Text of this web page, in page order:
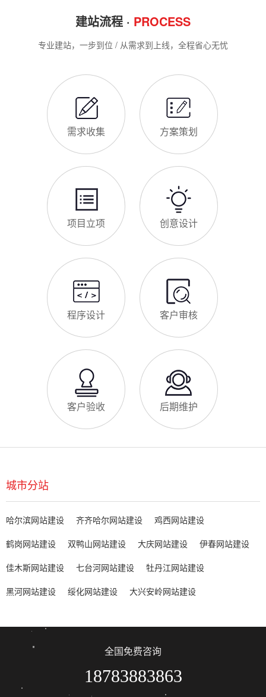
建站流程 · PROCESS
专业建站，一步到位 / 从需求到上线，全程省心无忧
需求收集 方案策划
项目立项 创意设计
程序设计 客户审核
客户验收 后期维护
城市分站
哈尔滨网站建设 齐齐哈尔网站建设
鸡西网站建设
鹤岗网站建设
双鸭山网站建设 大庆网站建设
伊春网站建设
佳木斯网站建设
七台河网站建设
牡丹江网站建设
黑河网站建设
绥化网站建设 大兴安岭网站建设
全国免费咨询
18783883863